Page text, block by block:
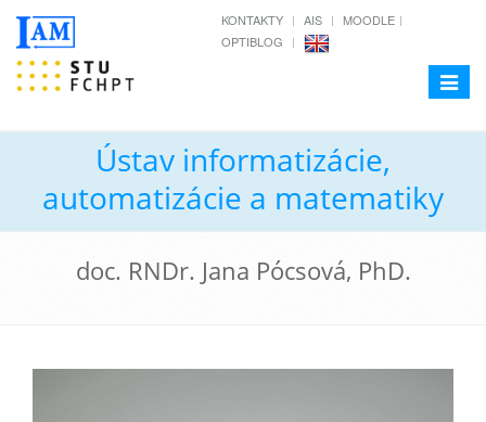
KONTAKTY AIS
MOODLE
OPTIBLOG
Toggle
Ústav informatizácie,
automatizácie a matematiky
doc. RNDr. Jana Pócsová, PhD.